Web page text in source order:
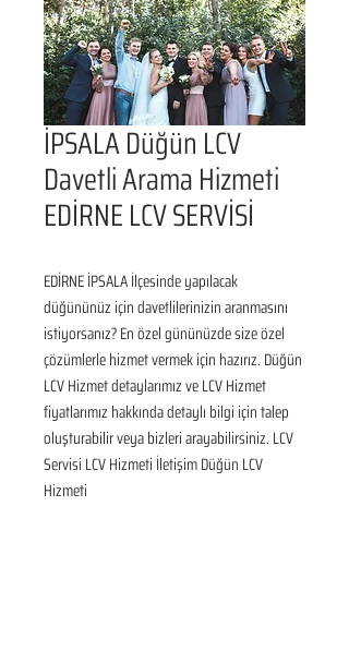
İPSALA Düğün LCV
Davetli Arama Hizmeti
EDİRNE LCV SERVİSİ
EDİRNE İPSALA İlçesinde yapılacak
düğününüz için davetlilerinizin aranmasını
istiyorsanız? En özel gününüzde size özel
çözümlerle hizmet vermek için hazırız. Düğün
LCV Hizmet detaylarımız ve LCV Hizmet
fiyatlarımız hakkında detaylı bilgi için talep
oluşturabilir veya bizleri arayabilirsiniz. LCV
Servisi LCV Hizmeti İletişim Düğün LCV
Hizmeti